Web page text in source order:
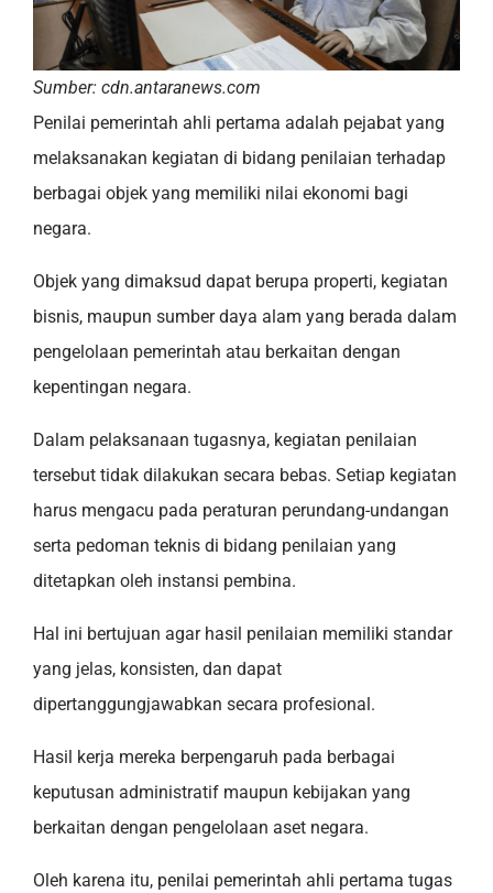
Sumber: cdn.antaranews.com
Penilai pemerintah ahli pertama adalah pejabat yang
melaksanakan kegiatan di bidang penilaian terhadap
berbagai objek yang memiliki nilai ekonomi bagi
negara.
Objek yang dimaksud dapat berupa properti, kegiatan
bisnis, maupun sumber daya alam yang berada dalam
pengelolaan pemerintah atau berkaitan dengan
kepentingan negara.
Dalam pelaksanaan tugasnya, kegiatan penilaian
tersebut tidak dilakukan secara bebas. Setiap kegiatan
harus mengacu pada peraturan perundang-undangan
serta pedoman teknis di bidang penilaian yang
ditetapkan oleh instansi pembina.
Hal ini bertujuan agar hasil penilaian memiliki standar
yang jelas, konsisten, dan dapat
dipertanggungjawabkan secara profesional.
Hasil kerja mereka berpengaruh pada berbagai
keputusan administratif maupun kebijakan yang
berkaitan dengan pengelolaan aset negara.
Oleh karena itu, penilai pemerintah ahli pertama tugas